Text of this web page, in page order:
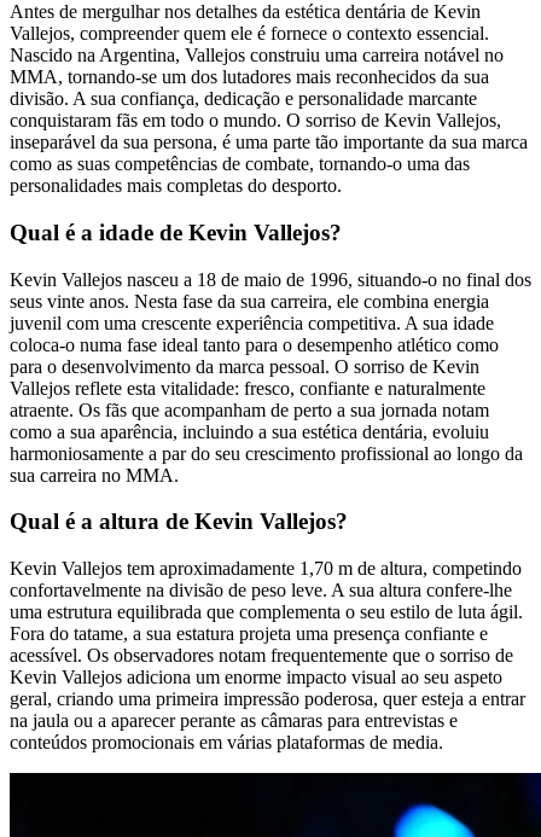
Antes de mergulhar nos detalhes da estética dentária de Kevin
Vallejos, compreender quem ele é fornece o contexto essencial.
Nascido na Argentina, Vallejos construiu uma carreira notável no
MMA, tornando-se um dos lutadores mais reconhecidos da sua
divisão. A sua confiança, dedicação e personalidade marcante
conquistaram fãs em todo o mundo. O sorriso de Kevin Vallejos,
inseparável da sua persona, é uma parte tão importante da sua marca
como as suas competências de combate, tornando-o uma das
personalidades mais completas do desporto.
Qual é a idade de Kevin Vallejos?
Kevin Vallejos nasceu a 18 de maio de 1996, situando-o no final dos
seus vinte anos. Nesta fase da sua carreira, ele combina energia
juvenil com uma crescente experiência competitiva. A sua idade
coloca-o numa fase ideal tanto para o desempenho atlético como
para o desenvolvimento da marca pessoal. O sorriso de Kevin
Vallejos reflete esta vitalidade: fresco, confiante e naturalmente
atraente. Os fãs que acompanham de perto a sua jornada notam
como a sua aparência, incluindo a sua estética dentária, evoluiu
harmoniosamente a par do seu crescimento profissional ao longo da
sua carreira no MMA.
Qual é a altura de Kevin Vallejos?
Kevin Vallejos tem aproximadamente 1,70 m de altura, competindo
confortavelmente na divisão de peso leve. A sua altura confere-lhe
uma estrutura equilibrada que complementa o seu estilo de luta ágil.
Fora do tatame, a sua estatura projeta uma presença confiante e
acessível. Os observadores notam frequentemente que o sorriso de
Kevin Vallejos adiciona um enorme impacto visual ao seu aspeto
geral, criando uma primeira impressão poderosa, quer esteja a entrar
na jaula ou a aparecer perante as câmaras para entrevistas e
conteúdos promocionais em várias plataformas de media.